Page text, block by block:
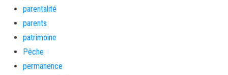
parentalité
parents
patrimoine
Pêche
permanence